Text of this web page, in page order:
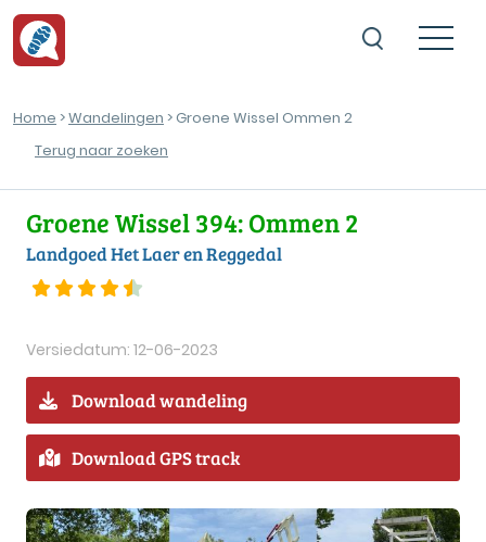
Home >Wandelingen > Groene Wissel Ommen 2
Terug naar zoeken
Groene Wissel 394: Ommen 2
Landgoed Het Laer en Reggedal
Versiedatum: 12-06-2023
Download wandeling
Download GPS track